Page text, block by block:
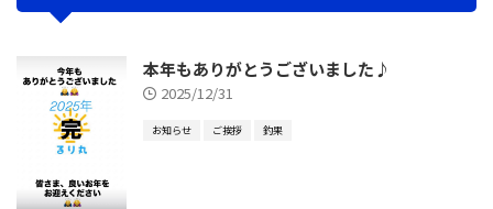
本年もありがとうございました♪
2025/12/31
お知らせ ご挨拶 釣果